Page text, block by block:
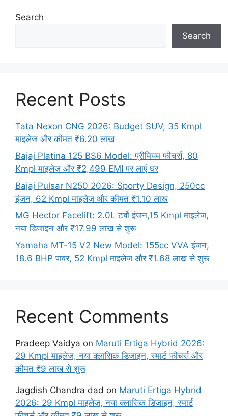
Search
Search
Recent Posts
Tata Nexon CNG 2026: Budget SUV, 35 Kmpl
माइलेज और कीमत ₹6.20 लाख
Bajaj Platina 125 BS6 Model: प्रीमियम फीचर्स, 80
Kmpl माइलेज और ₹2,499 EMI पर लाएं घर
Bajaj Pulsar N250 2026: Sporty Design, 250cc
इंजन, 62 Kmpl माइलेज और कीमत ₹1.10 लाख
MG Hector Facelift: 2.0L टर्बो इंजन,15 Kmpl माइलेज,
नया डिजाइन और ₹17.99 लाख से शुरू
Yamaha MT-15 V2 New Model: 155cc VVA इंजन,
18.6 BHP पावर, 52 Kmpl माइलेज और ₹1.68 लाख से शुरू
Recent Comments
Pradeep Vaidya on Maruti Ertiga Hybrid 2026:
29 Kmpl माइलेज, नया क्लासिक डिजाइन, स्मार्ट फीचर्स और
कीमत ₹9 लाख से शुरू
Jagdish Chandra dad on Maruti Ertiga Hybrid
2026: 29 Kmpl माइलेज, नया क्लासिक डिजाइन, स्मार्ट